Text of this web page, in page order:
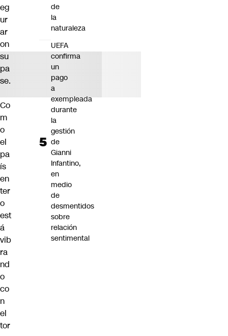
eg
ur
ar
on
su
pa
se.
Co
m
o
el
pa
ís
en
ter
o
est
á
vib
ra
nd
o
co
n
el
tor
de
la
naturaleza
UEFA
confirma
un
pago
a
exempleada
durante
la
gestión
de
Gianni
Infantino,
en
medio
de
desmentidos
sobre
relación
sentimental